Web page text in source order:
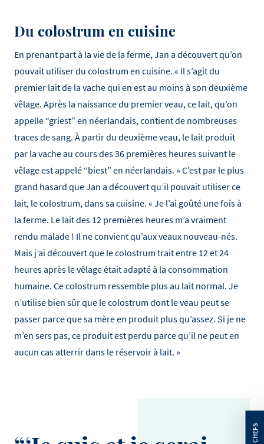
Du colostrum en cuisine
En prenant part à la vie de la ferme, Jan a découvert qu’on
pouvait utiliser du colostrum en cuisine. « Il s’agit du
premier lait de la vache qui en est au moins à son deuxième
vêlage. Après la naissance du premier veau, ce lait, qu’on
appelle “griest” en néerlandais, contient de nombreuses
traces de sang. À partir du deuxième veau, le lait produit
par la vache au cours des 36 premières heures suivant le
vêlage est appelé “biest” en néerlandais. » C’est par le plus
grand hasard que Jan a découvert qu’il pouvait utiliser ce
lait, le colostrum, dans sa cuisine. « Je l’ai goûté une fois à
la ferme. Le lait des 12 premières heures m’a vraiment
rendu malade ! Il ne convient qu’aux veaux nouveau-nés.
Mais j’ai découvert que le colostrum trait entre 12 et 24
heures après le vêlage était adapté à la consommation
humaine. Ce colostrum ressemble plus au lait normal. Je
n’utilise bien sûr que le colostrum dont le veau peut se
passer parce que sa mère en produit plus qu’assez. Si je ne
m’en sers pas, ce produit est perdu parce qu’il ne peut en
aucun cas atterrir dans le réservoir à lait. »